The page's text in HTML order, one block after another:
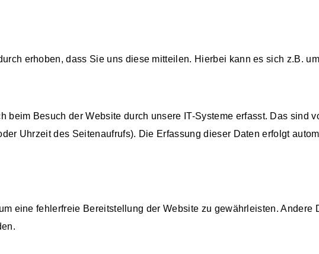
erhoben, dass Sie uns diese mitteilen. Hierbei kann es sich z.B.
beim Besuch der Website durch unsere IT-Systeme erfasst. Das sind
Uhrzeit des Seitenaufrufs). Die Erfassung dieser Daten erfolgt
eine fehlerfreie Bereitstellung der Website zu gewährleisten. Andere